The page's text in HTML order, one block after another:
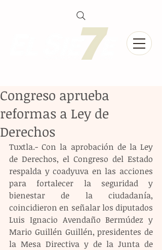
Congreso aprueba
reformas a Ley de
Derechos
Tuxtla.- Con la aprobación de la Ley
de Derechos, el Congreso del Estado
respalda y coadyuva en las acciones
para fortalecer la seguridad y
bienestar de la ciudadanía,
coincidieron en señalar los diputados
Luis Ignacio Avendaño Bermúdez y
Mario Guillén Guillén, presidentes de
la Mesa Directiva y de la Junta de